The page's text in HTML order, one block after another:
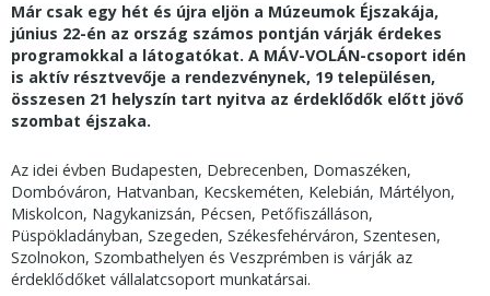
Már csak egy hét és újra eljön a Múzeumok Éjszakája,
június 22-én az ország számos pontján várják érdekes
programokkal a látogatókat. A MÁV-VOLÁN-csoport idén
is aktív résztvevője a rendezvénynek, 19 településen,
összesen 21 helyszín tart nyitva az érdeklődők előtt jövő
szombat éjszaka.
Az idei évben Budapesten, Debrecenben, Domaszéken,
Dombóváron, Hatvanban, Kecskeméten, Kelebián, Mártélyon,
Miskolcon, Nagykanizsán, Pécsen, Petőfiszálláson,
Püspökladányban, Szegeden, Székesfehérváron, Szentesen,
Szolnokon, Szombathelyen és Veszprémben is várják az
érdeklődőket vállalatcsoport munkatársai.